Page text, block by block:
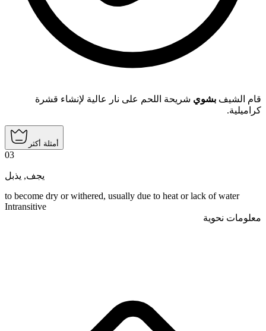
قام الشيف بشوي شريحة اللحم على نار عالية لإنشاء قشرة
كراميلية.
أمثلة أكثر
03
يجف, يذبل
to become dry or withered, usually due to heat or lack of water
Intransitive
معلومات نحوية